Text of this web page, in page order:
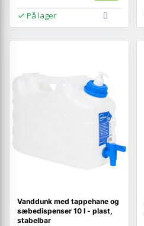
På lager
Vanddunk med tappehane og
sæbedispenser 10 l - plast,
stabelbar